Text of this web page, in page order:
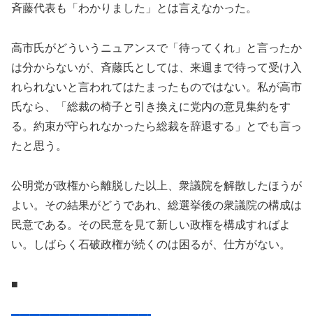
斉藤代表も「わかりました」とは言えなかった。
高市氏がどういうニュアンスで「待ってくれ」と言ったか
は分からないが、斉藤氏としては、来週まで待って受け入
れられないと言われてはたまったものではない。私が高市
氏なら、「総裁の椅子と引き換えに党内の意見集約をす
る。約束が守られなかったら総裁を辞退する」とでも言っ
たと思う。
公明党が政権から離脱した以上、衆議院を解散したほうが
よい。その結果がどうであれ、総選挙後の衆議院の構成は
民意である。その民意を見て新しい政権を構成すればよ
い。しばらく石破政権が続くのは困るが、仕方がない。
■